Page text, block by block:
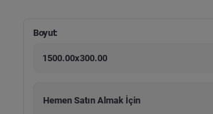
Boyut:
1500.00x300.00
Hemen Satın Almak İçin